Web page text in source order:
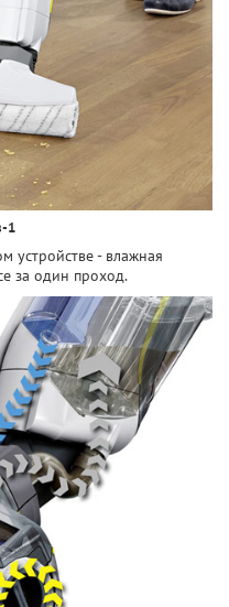
1
устройстве - влажная
за один проход.